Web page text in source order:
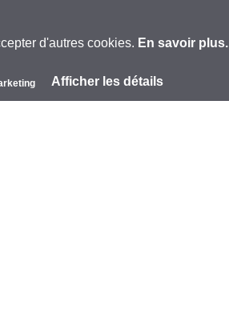
d'autres cookies. En savoir plus.
Afficher les détails